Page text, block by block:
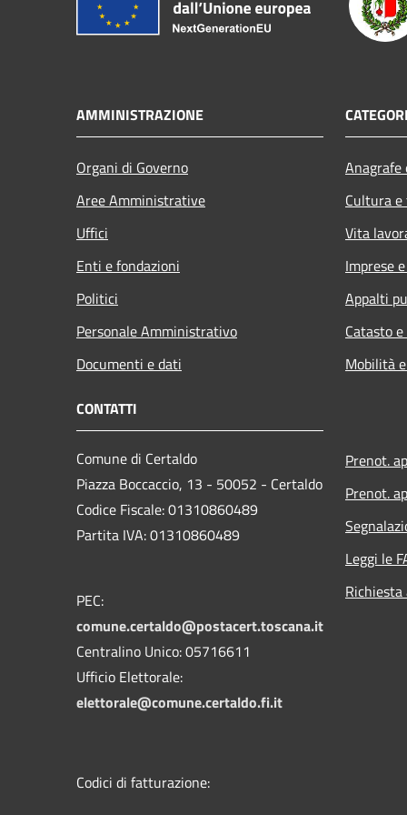
AMMINISTRAZIONE
Organi di Governo
Aree Amministrative
Uffici
Enti e fondazioni
Politici
Personale Amministrativo
Documenti e dati
Cultura
Vita
Imprese
Appalti
Catasto
Mobilità
CONTATTI
Comune di Certaldo
Piazza Boccaccio, 13 - 50052 - Certaldo
Codice Fiscale: 01310860489
Partita IVA: 01310860489
PEC:
comune.certaldo@postacert.toscana.it
Centralino Unico: 05716611
Ufficio Elettorale:
elettorale@comune.certaldo.fi.it
Codici di fatturazione:
Prenot.
Prenot.
Leggi le